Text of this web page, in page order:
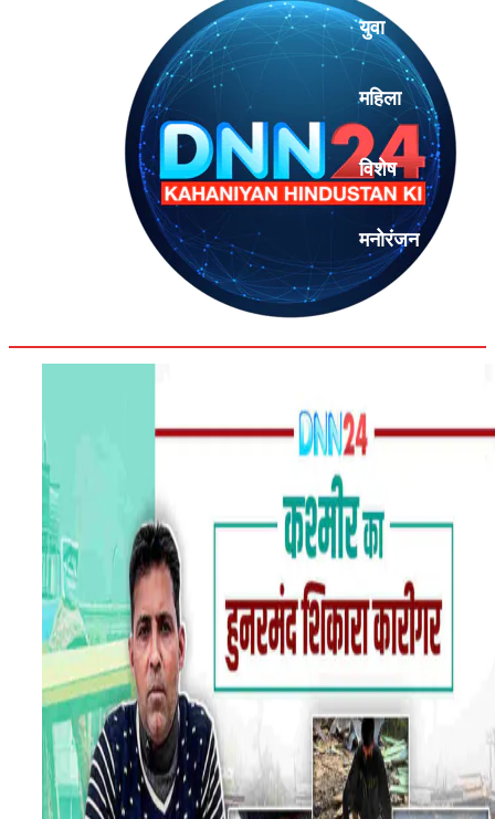
युवा
महिला
विशेष
मनोरंजन